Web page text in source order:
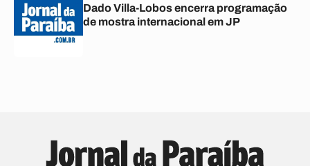
Dado Villa-Lobos encerra programação
de mostra internacional em JP